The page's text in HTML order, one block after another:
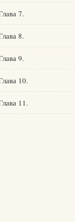
7.
8.
9.
10.
11.